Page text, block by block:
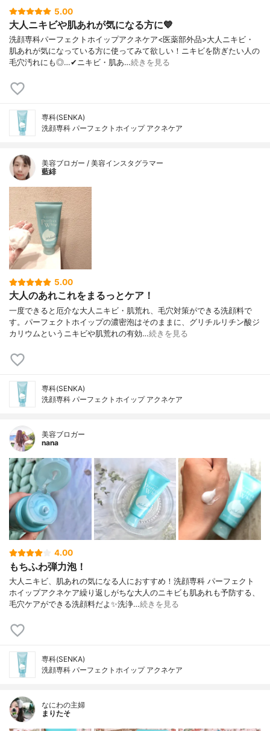
5.00
大人ニキビや肌あれが気になる方に💙
洗顔専科パーフェクトホイップアクネケア<医薬部外品>大人ニキビ・
肌あれが気になっている方に使ってみて欲しい！ニキビを防ぎたい人の
毛穴汚れにも◎…✔︎ニキビ・肌あ…続きを見る
専科(SENKA)
洗顔専科 パーフェクトホイップ アクネケア
美容ブロガー / 美容インスタグラマー
藍緋
5.00
大人のあれこれをまるっとケア！
一度できると厄介な大人ニキビ・肌荒れ、毛穴対策ができる洗顔料で
す。パーフェクトホイップの濃密泡はそのままに、グリチルリチン酸ジ
カリウムというニキビや肌荒れの有効…続きを見る
専科(SENKA)
洗顔専科 パーフェクトホイップ アクネケア
美容ブロガー
nana
4.00
もちふわ弾力泡！
大人ニキビ、肌あれの気になる人におすすめ！洗顔専科 パーフェクト
ホイップアクネケア繰り返しがちな大人のニキビも肌あれも予防する、
毛穴ケアができる洗顔料だよ✨洗浄…続きを見る
専科(SENKA)
洗顔専科 パーフェクトホイップ アクネケア
なにわの主婦
まりたそ